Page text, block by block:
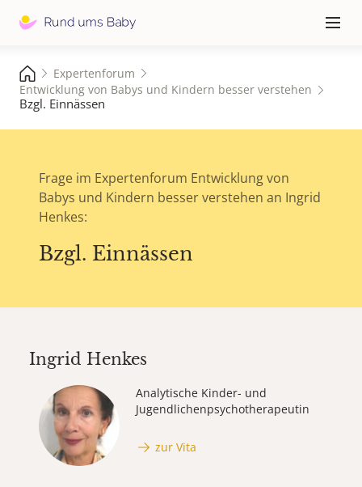
≡
Expertenforum
Entwicklung von Babys und Kindern besser verstehen
Bzgl. Einnässen
Frage im Expertenforum Entwicklung von
Babys und Kindern besser verstehen an Ingrid
Henkes:
Bzgl. Einnässen
Ingrid Henkes
Analytische Kinder- und
Jugendlichen­psycho­therapeutin
zur Vita